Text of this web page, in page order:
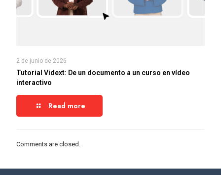
2 de junio de 2026
Tutorial Vidext: De un documento a un curso en vídeo
interactivo
Read more
Comments are closed.